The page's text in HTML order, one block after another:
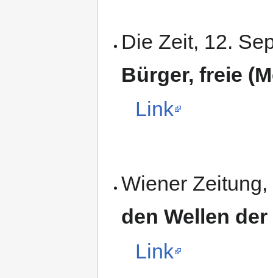
Die Zeit, 12.
Bürger, freie
Link
Wiener
den Wellen
Link